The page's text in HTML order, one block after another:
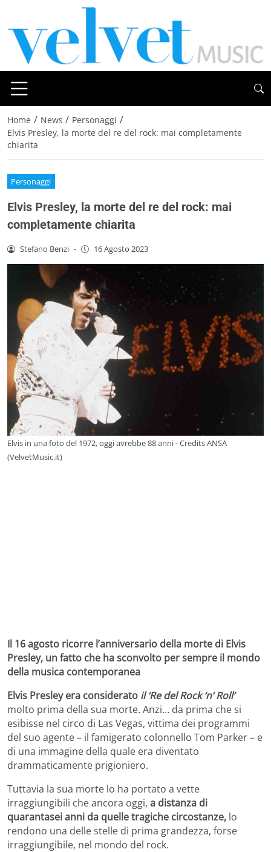
Home / News / Personaggi /
Elvis Presley, la morte del re del rock: mai completamente
chiarita
Personaggi
Elvis Presley, la morte del re del rock: mai
completamente chiarita
Stefano Benzi - 16 Agosto 2023
Elvis in una foto del 1972, oggi avrebbe 88 anni - Credits ANSA
(VelvetMusic.it)
Il 16 agosto ricorre l’anniversario della morte di Elvis
Presley, un fatto che ha sconvolto per sempre il mondo
della musica contemporanea
Elvis Presley era considerato il ‘Re del Rock ‘n’ Roll’
molto prima della sua morte. Anzi… da prima che si
esibisse nel circo di Las Vegas, vittima dei programmi
del suo agente – il famigerato colonnello Tom Parker – e
di una immagine della quale era diventato
drammaticamente prigioniero.
Tuttavia la sua morte lo ha portato a vette
irraggiungibili che ancora oggi, a distanza di
quarantasei anni da quelle tragiche circostanze, lo
rendono una delle stelle di prima grandezza, forse
irraggiungibile, nel mondo del rock.